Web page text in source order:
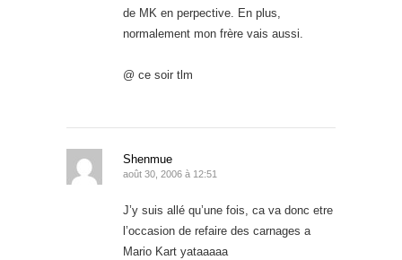
de MK en perpective. En plus,
normalement mon frère vais aussi.
@ ce soir tlm
Shenmue
août 30, 2006 à 12:51
J’y suis allé qu’une fois, ca va donc etre
l’occasion de refaire des carnages a
Mario Kart yataaaaa